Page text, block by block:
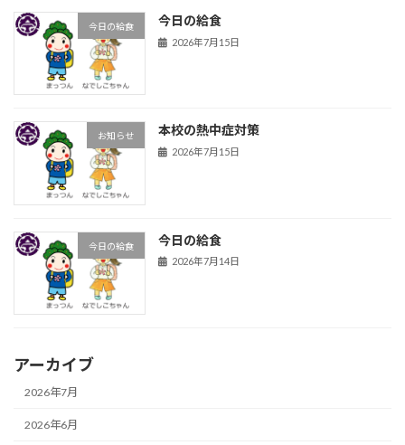
今日の給食 今日の給食
2026年7月15日
お知らせ 本校の熱中症対策
2026年7月15日
今日の給食 今日の給食
2026年7月14日
アーカイブ
2026年7月
2026年6月